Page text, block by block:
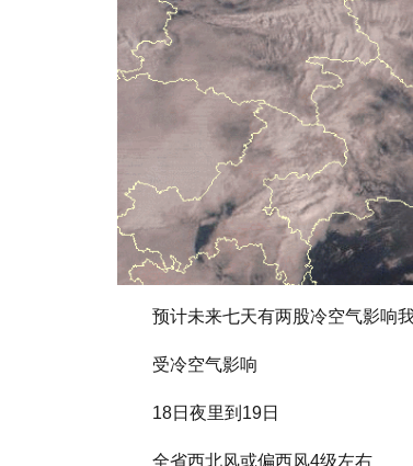
预计未来七天有两股冷空气影响
受冷空气影响
18日夜里到19日
全省西北风或偏西风4级左右